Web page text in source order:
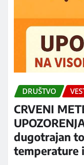
DRUŠTVO
CRVENI
dugotrajan
temperature